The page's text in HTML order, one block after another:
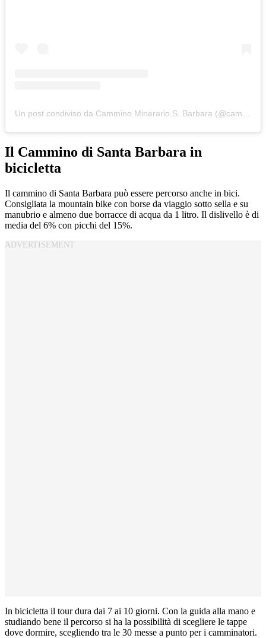
Il Cammino di Santa Barbara in
bicicletta
Il cammino di Santa Barbara può essere percorso anche in bici.
Consigliata la mountain bike con borse da viaggio sotto sella e su
manubrio e almeno due borracce di acqua da 1 litro. Il dislivello è di
media del 6% con picchi del 15%.
In bicicletta il tour dura dai 7 ai 10 giorni. Con la guida alla mano e
studiando bene il percorso si ha la possibilità di scegliere le tappe
dove dormire, scegliendo tra le 30 messe a punto per i camminatori.